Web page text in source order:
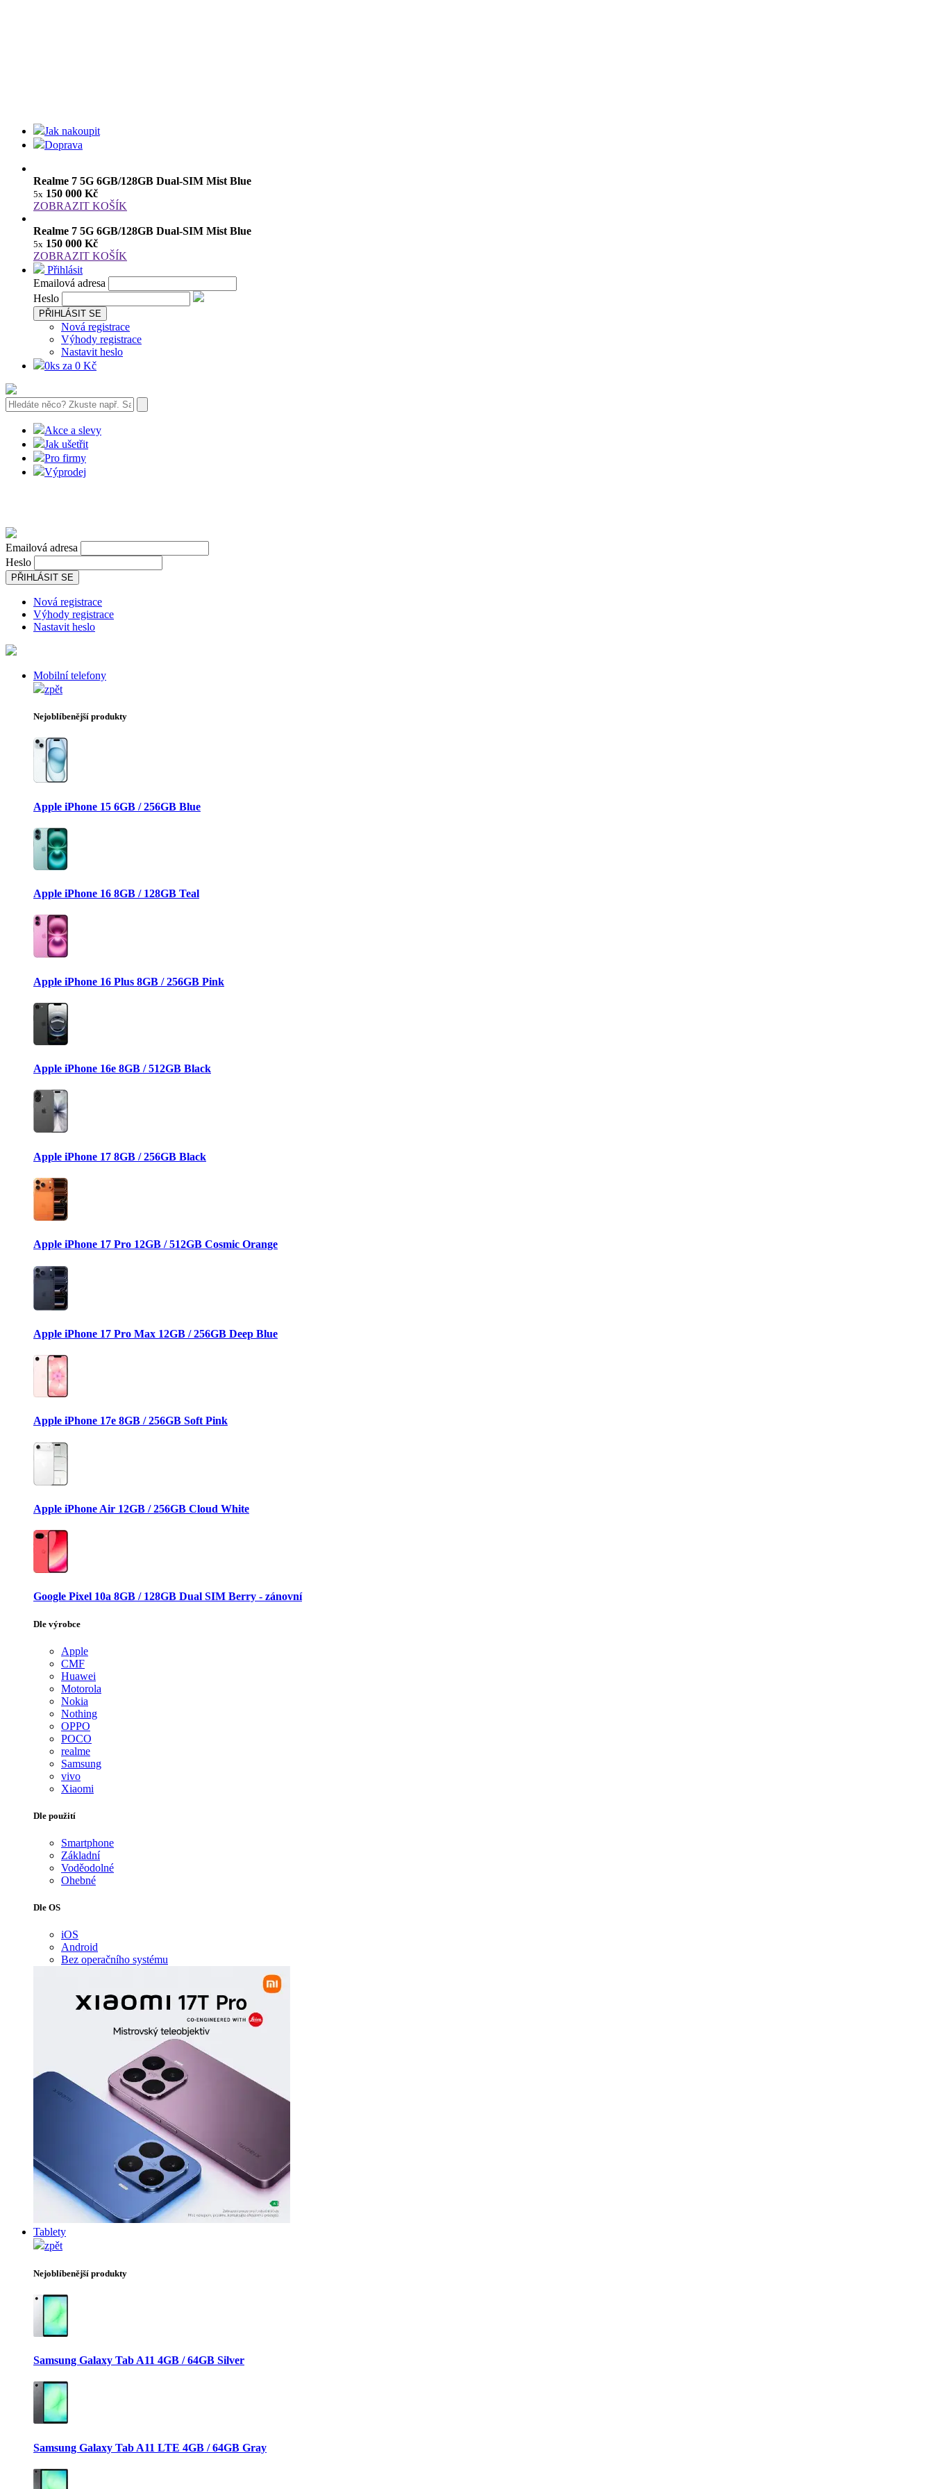
Jak nakoupit
Doprava
Realme 7 5G 6GB/128GB Dual-SIM Mist Blue
5x 150 000 Kč
ZOBRAZIT KOŠÍK
Realme 7 5G 6GB/128GB Dual-SIM Mist Blue
5x 150 000 Kč
ZOBRAZIT KOŠÍK
Přihlásit
Emailová adresa
Heslo
PŘIHLÁSIT SE
Nová registrace
Výhody registrace
Nastavit heslo
0ks za 0 Kč
Akce a slevy
Jak ušetřit
Pro firmy
Výprodej
Emailová adresa
Heslo
PŘIHLÁSIT SE
Nová registrace
Výhody registrace
Nastavit heslo
Mobilní telefony
zpět
Nejoblíbenější produkty
Apple iPhone 15 6GB / 256GB Blue
Apple iPhone 16 8GB / 128GB Teal
Apple iPhone 16 Plus 8GB / 256GB Pink
Apple iPhone 16e 8GB / 512GB Black
Apple iPhone 17 8GB / 256GB Black
Apple iPhone 17 Pro 12GB / 512GB Cosmic Orange
Apple iPhone 17 Pro Max 12GB / 256GB Deep Blue
Apple iPhone 17e 8GB / 256GB Soft Pink
Apple iPhone Air 12GB / 256GB Cloud White
Google Pixel 10a 8GB / 128GB Dual SIM Berry - zánovní
Dle výrobce
Apple
CMF
Huawei
Motorola
Nokia
Nothing
OPPO
POCO
realme
Samsung
vivo
Xiaomi
Dle použití
Smartphone
Základní
Voděodolné
Ohebné
Dle OS
iOS
Android
Bez operačního systému
Tablety
zpět
Nejoblíbenější produkty
Samsung Galaxy Tab A11 4GB / 64GB Silver
Samsung Galaxy Tab A11 LTE 4GB / 64GB Gray